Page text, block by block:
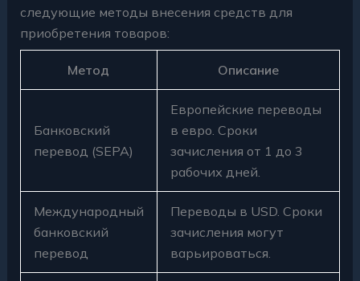
следующие методы внесения средств для
приобретения товаров:
Метод Описание
Банковский
перевод (SEPA)
Европейские переводы
в евро. Сроки
зачисления от 1 до 3
рабочих дней.
Международный
банковский
перевод
Переводы в USD. Сроки
зачисления могут
варьироваться.